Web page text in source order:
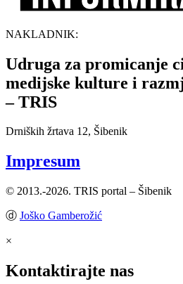
NAKLADNIK:
Udruga za promicanje
medijske kulture i
– TRIS
Drniških žrtava 12, Šibenik
Impresum
© 2013.-2026. TRIS portal – Šibenik
ⓓ Joško Gamberožić
×
Kontaktirajte nas